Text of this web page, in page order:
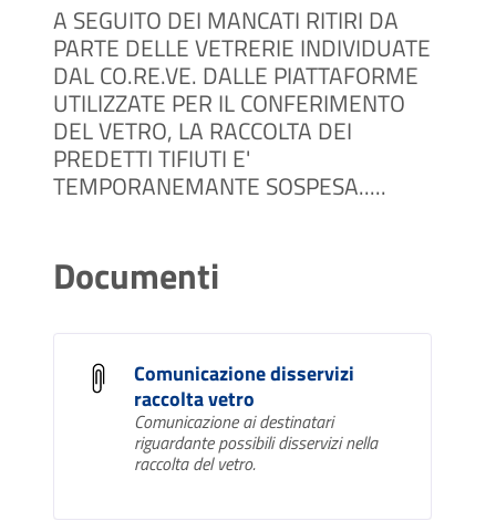
A SEGUITO DEI MANCATI RITIRI DA
PARTE DELLE VETRERIE INDIVIDUATE
DAL CO.RE.VE. DALLE PIATTAFORME
UTILIZZATE PER IL CONFERIMENTO
DEL VETRO, LA RACCOLTA DEI
PREDETTI TIFIUTI E'
TEMPORANEMANTE SOSPESA.....
Documenti
Comunicazione disservizi
raccolta vetro
Comunicazione ai destinatari
riguardante possibili disservizi nella
raccolta del vetro.